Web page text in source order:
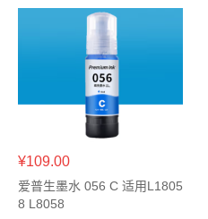
¥109.00
爱普生墨水 056 C 适用L1805
8 L8058